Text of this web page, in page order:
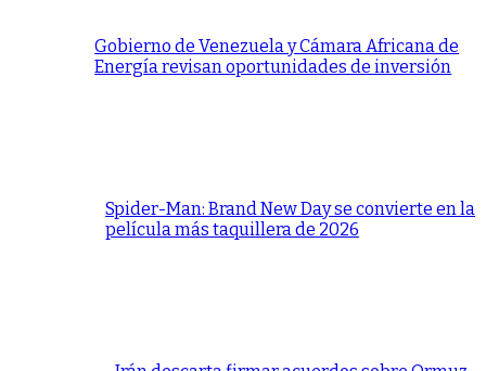
Gobierno de Venezuela y Cámara Africana de
Energía revisan oportunidades de inversión
Spider-Man: Brand New Day se convierte en la
película más taquillera de 2026